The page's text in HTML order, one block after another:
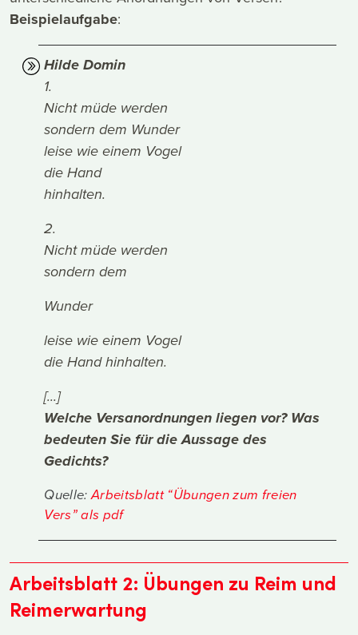
Beispielaufgabe:
Hilde Domin
1.
Nicht müde werden
sondern dem Wunder
leise wie einem Vogel
die Hand
hinhalten.
2.
Nicht müde werden
sondern dem
Wunder
leise wie einem Vogel
die Hand hinhalten.
[...]
Welche Versanordnungen liegen vor? Was
bedeuten Sie für die Aussage des
Gedichts?
Quelle:Arbeitsblatt “Übungen zum freien
Vers” als pdf
Arbeitsblatt 2: Übungen zu Reim und
Reimerwartung